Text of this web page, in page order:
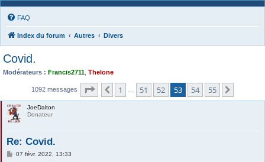
FAQ
Index du forum Autres Divers
Covid.
Modérateurs : Francis2711 Thelone
1092 messages Page 53 55
Précédente
1 51 52 53 54 55
JoeDalton
Donateur
Re: Covid.
M07 févr. 2022, 13:33